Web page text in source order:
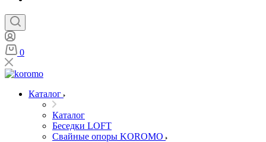
0
Каталог
Каталог
Беседки LOFT
Свайные опоры KOROMO